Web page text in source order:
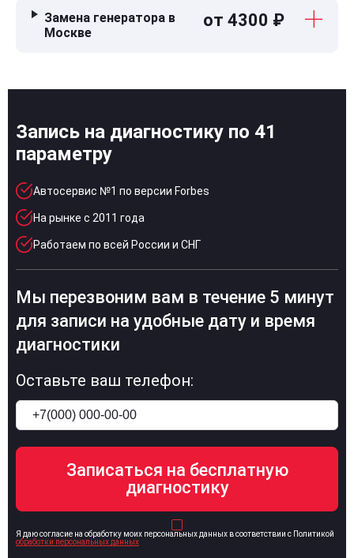
Замена генератора в
Москве
от 4300 ₽
Запись на диагностику по 41
параметру
Автосервис №1 по версии Forbes
На рынке с 2011 года
Работаем по всей России и СНГ
Мы перезвоним вам в течение 5 минут
для записи на удобные дату и время
диагностики
Оставьте ваш телефон:
Я даю согласие на обработку моих персональных данных в соответствии с Политикой
обработки персональных данных